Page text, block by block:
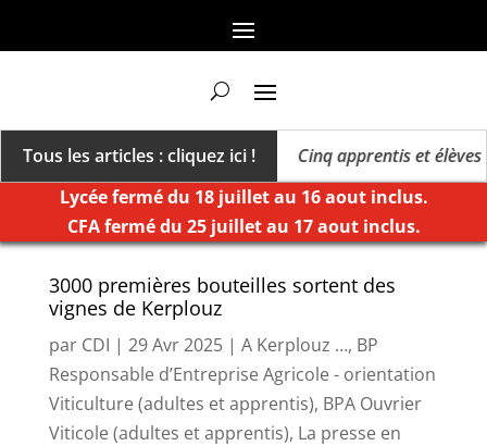
Tous les articles : cliquez ici !
un millésime des extrêmes »
Cinq apprentis et élèves
Lycée fermé du 18 juillet au 16 aout inclus.
CFA fermé du 25 juillet au 17 aout inclus.
3000 premières bouteilles sortent des
vignes de Kerplouz
par CDI | 29 Avr 2025| A Kerplouz …, BP
Responsable d’Entreprise Agricole - orientation
Viticulture (adultes et apprentis), BPA Ouvrier
Viticole (adultes et apprentis), La presse en